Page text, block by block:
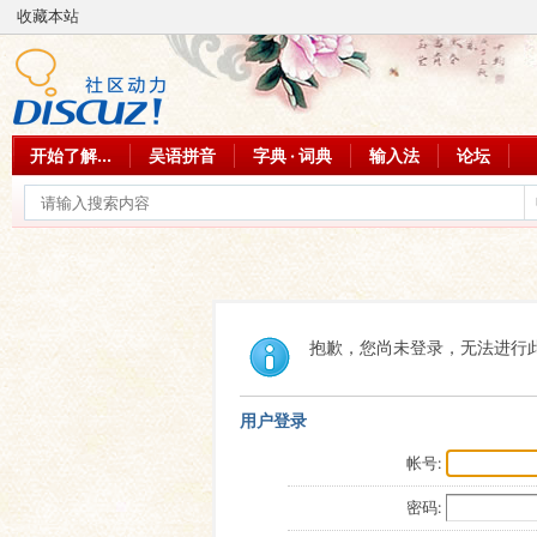
收藏本站
开始了解... 吴语拼音 字典 · 词典 输入法 论坛
抱歉，您尚未登录，无法进行
用户登录
帐号:
密码: